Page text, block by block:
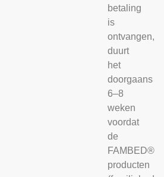
betaling
is
ontvangen,
duurt
het
doorgaans
6–8
weken
voordat
de
FAMBED®
producten